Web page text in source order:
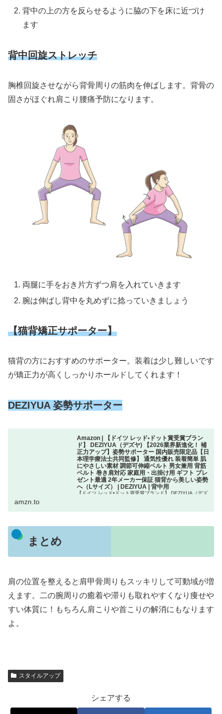
背中の上の方を反らせるように脇の下を床に近づけ
ます
背中回旋ストレッチ
胸椎回旋させながら背骨周りの筋肉を伸ばします。背骨の
固さがほぐれ肩こり腰痛予防になります。
両腿に手をおき片方ずつ肩を入れていきます
腕は伸ばし背中を丸めずに捻っていきましょう
【猫背矯正サポーター】
猫背の方におすすめのサポーター。装着は少し難しいです
が矯正力が高くしっかりホールドしてくれます！
DEZIYUA 姿勢サポーター
Amazon | 【ドイツ レッド•ドット賞受賞ブラン
ド】 DEZIYUA（デズヤ) 【2026業界新進化！ 補
正力アップ】姿勢サポーター 国内販売限定品【日
本理学療法士共同監修】 通気性優れ 装着簡単 肌
にやさしい素材 調節可伸縮ベルト 男女兼用 背筋
ベルト 巻き肩対応 家庭用・出掛け用 ギフト プレ
ゼント最適 2年メーカー保証 猫背から美しい姿勢
へ（Lサイズ） | DEZIYUA | 背中用
【ドイツ レッド•ドット賞受賞ブランド】 DEZIYUA（デズ
amzn.to
まとめ
肩の位置を整えると肩甲骨周りもスッキリして可動域が増
えます。二の腕周りの癒着や滞りも取れやすくなり痩せや
すい体質に！もちろん肩こりや首こりの解消にもなります
よ。
スタイルアップ
シェアする